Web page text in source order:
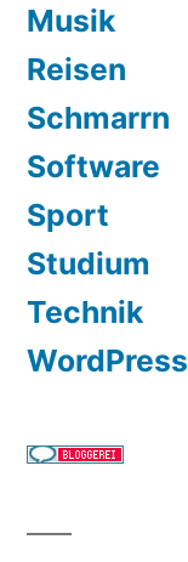
Musik
Reisen
Schmarrn
Software
Sport
Studium
Technik
WordPress